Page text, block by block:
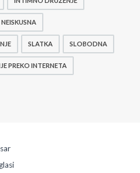
NEISKUSNA
SLATKA SLOBODNA
PREKO INTERNETA